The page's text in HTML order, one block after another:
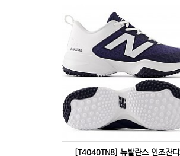
[T4040TN8] 뉴발란스 인조잔